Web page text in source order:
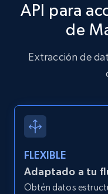
API para
de
Extracción de
FLEXIBLE
Adaptado a tu
Obtén datos